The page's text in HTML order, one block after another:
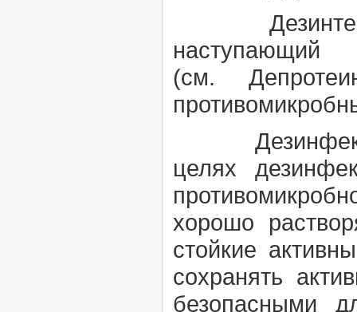
(см.
целях
хорошо
стойкие
сохранять
безопасными